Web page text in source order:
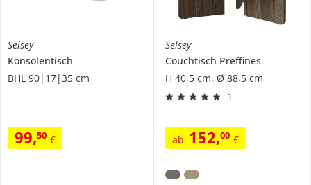
Selsey
Konsolentisch
BHL 90|17|35 cm
99,50 €
Selsey
Couchtisch Preffines
H 40,5 cm, Ø 88,5 cm
1
ab 152,00 €